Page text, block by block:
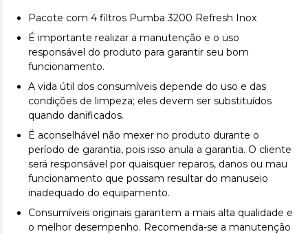
Pacote com 4 filtros Pumba 3200 Refresh Inox
É importante realizar a manutenção e o uso
responsável do produto para garantir seu bom
funcionamento.
A vida útil dos consumíveis depende do uso e das
condições de limpeza; eles devem ser substituídos
quando danificados.
É aconselhável não mexer no produto durante o
período de garantia, pois isso anula a garantia. O cliente
será responsável por quaisquer reparos, danos ou mau
funcionamento que possam resultar do manuseio
inadequado do equipamento.
Consumíveis originais garantem a mais alta qualidade e
o melhor desempenho. Recomenda-se a manutenção